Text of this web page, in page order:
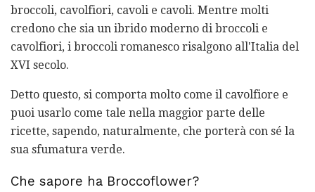
broccoli, cavolfiori, cavoli e cavoli. Mentre molti
credono che sia un ibrido moderno di broccoli e
cavolfiori, i broccoli romanesco risalgono all'Italia del
XVI secolo.
Detto questo, si comporta molto come il cavolfiore e
puoi usarlo come tale nella maggior parte delle
ricette, sapendo, naturalmente, che porterà con sé la
sua sfumatura verde.
Che sapore ha Broccoflower?